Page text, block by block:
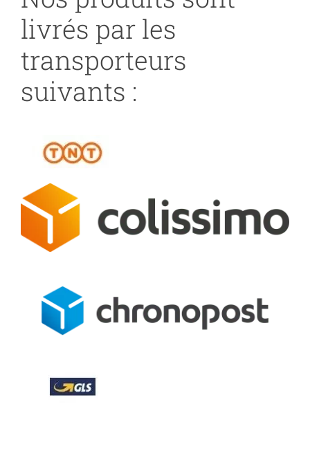
livrés par les
transporteurs
suivants :